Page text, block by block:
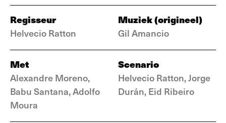
Regisseur
Helvecio Ratton
Muziek (origineel)
Gil Amancio
Met
Alexandre Moreno,
Babu Santana, Adolfo
Moura
Scenario
Helvecio Ratton, Jorge
Durán, Eid Ribeiro